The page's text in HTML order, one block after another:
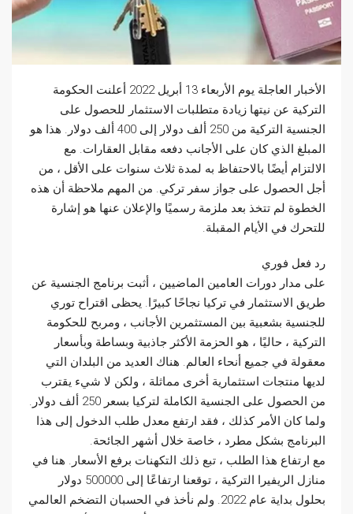
الأخبار العاجلة يوم الأربعاء 13 أبريل 2022 أعلنت الحكومة
التركية عن نيتها زيادة متطلبات الاستثمار للحصول على
الجنسية التركية من 250 ألف دولار إلى 400 ألف دولار. هذا هو
المبلغ الذي كان على الأجانب دفعه مقابل العقارات. مع
الالتزام أيضًا بالاحتفاظ به لمدة ثلاث سنوات على الأقل ، من
أجل الحصول على جواز سفر تركي. من المهم ملاحظة أن هذه
الخطوة لم تتخذ بعد ملزمة رسميًا والإعلان عنها هو إشارة
للتحرك في الأيام المقبلة.
رد فعل فوري
على مدار دورات العامين الماضيين ، أثبت برنامج الجنسية عن
طريق الاستثمار في تركيا نجاحًا كبيرًا. يحظى اقتراح توري
للجنسية بشعبية بين المستثمرين الأجانب ، ومربح للحكومة
التركية ، حاليًا ، هو الحزمة الأكثر جاذبية وبساطة وبأسعار
معقولة في جميع أنحاء العالم. هناك العديد من البلدان التي
لديها منتجات استثمارية أخرى مماثلة ، ولكن لا شيء يقترب
من الحصول على الجنسية الكاملة لتركيا بسعر 250 ألف دولار.
ولما كان الأمر كذلك ، فقد ارتفع معدل طلب الدخول إلى هذا
البرنامج بشكل مطرد ، خاصة خلال أشهر الجائحة.
مع ارتفاع هذا الطلب ، تبع ذلك التكهنات برفع الأسعار. هنا في
منازل الريفيرا التركية ، توقعنا ارتفاعًا إلى 500000 دولار
بحلول بداية عام 2022. ولم نأخذ في الحسبان التضخم العالمي